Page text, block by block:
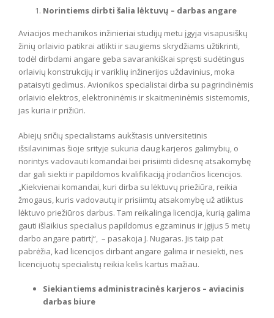
Norintiems dirbti šalia lėktuvų – darbas angare
Aviacijos mechanikos inžinieriai studijų metu įgyja visapusiškų
žinių orlaivio patikrai atlikti ir saugiems skrydžiams užtikrinti,
todėl dirbdami angare geba savarankiškai spręsti sudėtingus
orlaivių konstrukcijų ir variklių inžinerijos uždavinius, moka
pataisyti gedimus. Avionikos specialistai dirba su pagrindinėmis
orlaivio elektros, elektroninėmis ir skaitmeninėmis sistemomis,
jas kuria ir prižiūri.
Abiejų sričių specialistams aukštasis universitetinis
išsilavinimas šioje srityje sukuria daug karjeros galimybių, o
norintys vadovauti komandai bei prisiimti didesnę atsakomybę
dar gali siekti ir papildomos kvalifikaciją įrodančios licencijos.
„Kiekvienai komandai, kuri dirba su lėktuvų priežiūra, reikia
žmogaus, kuris vadovautų ir prisiimtų atsakomybę už atliktus
lėktuvo priežiūros darbus. Tam reikalinga licencija, kurią galima
gauti išlaikius specialius papildomus egzaminus ir įgijus 5 metų
darbo angare patirtį“, – pasakoja J. Nugaras. Jis taip pat
pabrėžia, kad licencijos dirbant angare galima ir nesiekti, nes
licencijuotų specialistų reikia kelis kartus mažiau.
Siekiantiems administracinės karjeros – aviacinis
darbas biure